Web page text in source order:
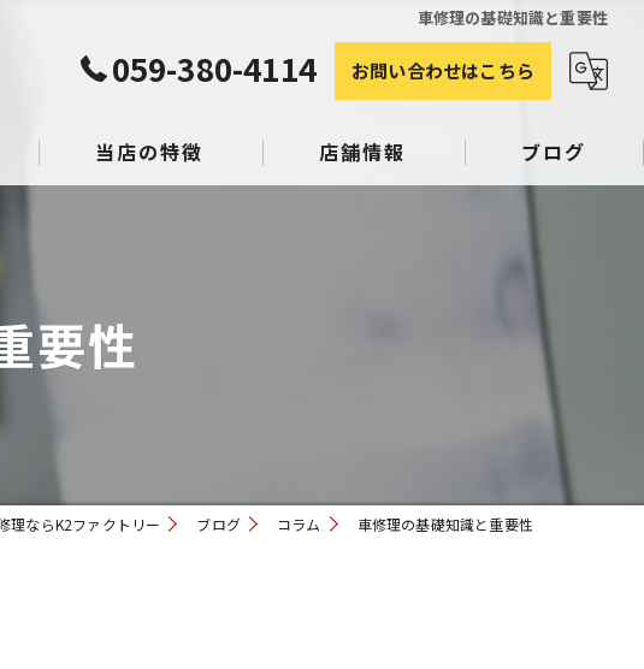
車修理の基礎知識と重要性
059-380-4114 お問い合わせはこちら
当店の特徴
整備
店舗情報 ブログ
要性
理ならK2ファクトリー ブログ コラム 車修理の基礎知識と重要性